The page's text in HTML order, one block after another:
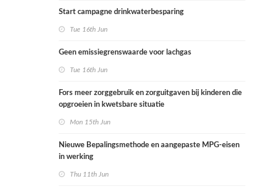
Start campagne drinkwaterbesparing
Tue 16th Jun
Geen emissiegrenswaarde voor lachgas
Tue 16th Jun
Fors meer zorggebruik en zorguitgaven bij kinderen die
opgroeien in kwetsbare situatie
Mon 15th Jun
Nieuwe Bepalingsmethode en aangepaste MPG-eisen
in werking
Thu 11th Jun